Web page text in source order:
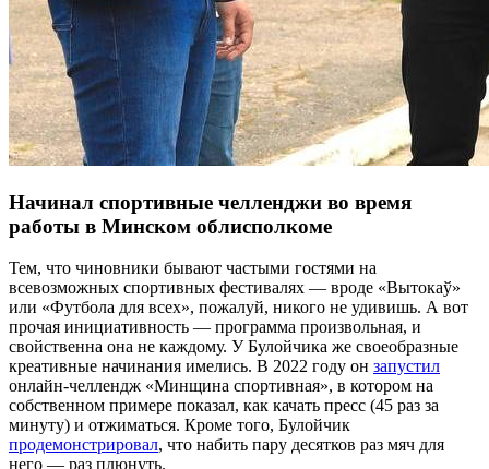
Начинал спортивные челленджи во время
работы в Минском облисполкоме
Тем, что чиновники бывают частыми гостями на
всевозможных спортивных фестивалях — вроде «Вытокаў»
или «Футбола для всех», пожалуй, никого не удивишь. А вот
прочая инициативность — программа произвольная, и
свойственна она не каждому. У Булойчика же своеобразные
креативные начинания имелись. В 2022 году он запустил
онлайн-челлендж «Минщина спортивная», в котором на
собственном примере показал, как качать пресс (45 раз за
минуту) и отжиматься. Кроме того, Булойчик
продемонстрировал, что набить пару десятков раз мяч для
него — раз плюнуть.